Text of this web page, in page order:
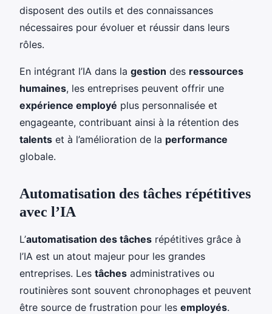
disposent des outils et des connaissances
nécessaires pour évoluer et réussir dans leurs
rôles.
En intégrant l’IA dans la gestion des ressources
humaines, les entreprises peuvent offrir une
expérience employé plus personnalisée et
engageante, contribuant ainsi à la rétention des
talents et à l’amélioration de la performance
globale.
Automatisation des tâches répétitives
avec l’IA
L’automatisation des tâches répétitives grâce à
l’IA est un atout majeur pour les grandes
entreprises. Les tâches administratives ou
routinières sont souvent chronophages et peuvent
être source de frustration pour les employés.